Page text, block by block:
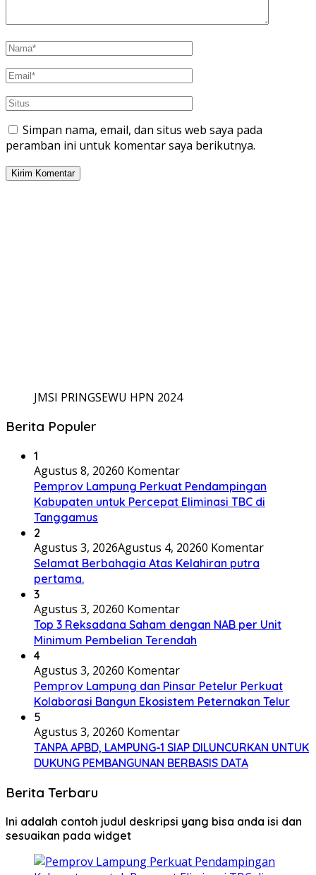
Simpan nama, email, dan situs web saya pada
peramban ini untuk komentar saya berikutnya.
JMSI PRINGSEWU HPN 2024
Berita Populer
1
Agustus 8, 20260 Komentar
Pemprov Lampung Perkuat Pendampingan
Kabupaten untuk Percepat Eliminasi TBC di
Tanggamus
2
Agustus 3, 2026Agustus 4, 20260 Komentar
Selamat Berbahagia Atas Kelahiran putra
pertama.
3
Agustus 3, 20260 Komentar
Top 3 Reksadana Saham dengan NAB per Unit
Minimum Pembelian Terendah
4
Agustus 3, 20260 Komentar
Pemprov Lampung dan Pinsar Petelur Perkuat
Kolaborasi Bangun Ekosistem Peternakan Telur
5
Agustus 3, 20260 Komentar
TANPA APBD, LAMPUNG-1 SIAP DILUNCURKAN UNTUK
DUKUNG PEMBANGUNAN BERBASIS DATA
Berita Terbaru
Ini adalah contoh judul deskripsi yang bisa anda isi dan
sesuaikan pada widget